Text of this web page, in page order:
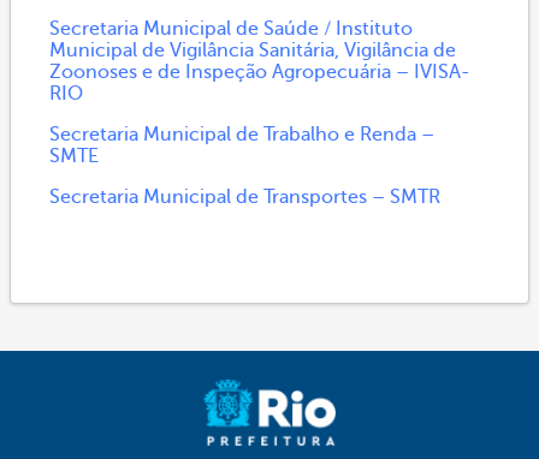
Secretaria Municipal de Saúde / Instituto
Municipal de Vigilância Sanitária, Vigilância de
Zoonoses e de Inspeção Agropecuária – IVISA-
RIO
Secretaria Municipal de Trabalho e Renda –
SMTE
Secretaria Municipal de Transportes – SMTR